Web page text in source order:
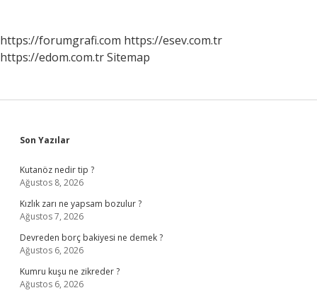
https://forumgrafi.com https://esev.com.tr
https://edom.com.trSitemap
Sidebar
Son Yazılar
Kutanöz nedir tip ?
Ağustos 8, 2026
Kızlık zarı ne yapsam bozulur ?
Ağustos 7, 2026
Devreden borç bakiyesi ne demek ?
Ağustos 6, 2026
Kumru kuşu ne zikreder ?
Ağustos 6, 2026